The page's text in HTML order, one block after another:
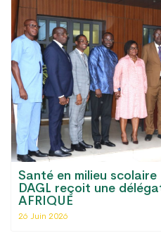
Santé en milieu
DAGL reçoit une
AFRIQUE
26 Juin 2026